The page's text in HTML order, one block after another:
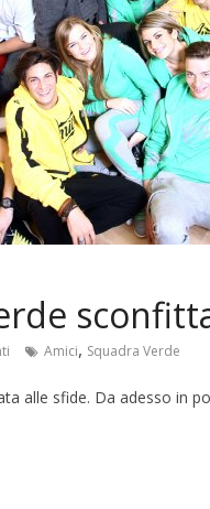
Amici, Squadra Verde
alle sfide. Da adesso in